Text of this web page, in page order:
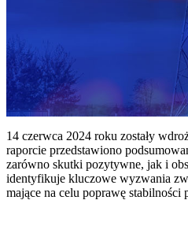
14 czerwca 2024 roku zostały
raporcie przedstawiono
zarówno skutki pozytywne, jak i
identyfikuje kluczowe wyzwania
mające na celu poprawę stabilności